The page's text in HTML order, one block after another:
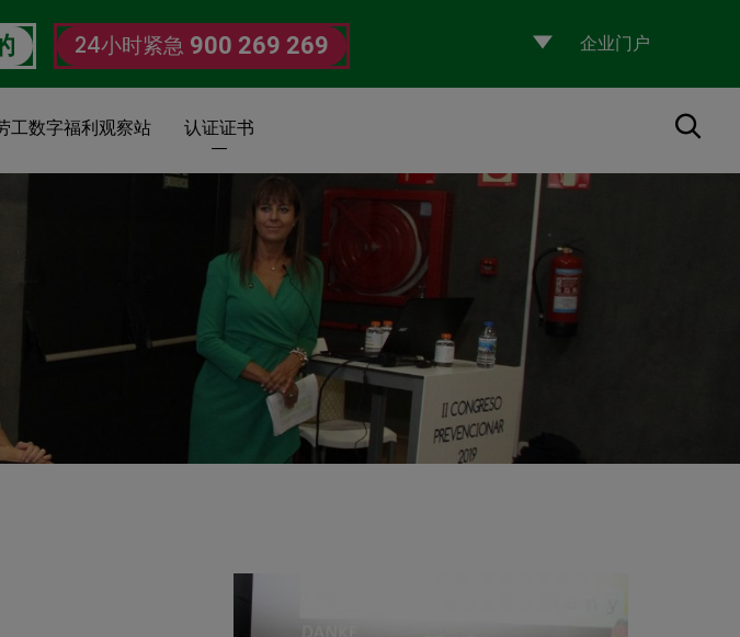
24小时紧急 900 269 269
Selecciona
un
工数字福利观察站 认证证书 搜索